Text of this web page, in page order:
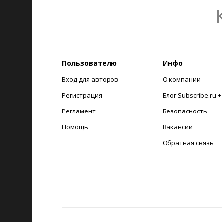
Пользователю
Вход для авторов
Регистрация
Регламент
Помощь
Инфо
О компании
Блог Subscribe.ru +
Безопасность
Вакансии
Обратная связь